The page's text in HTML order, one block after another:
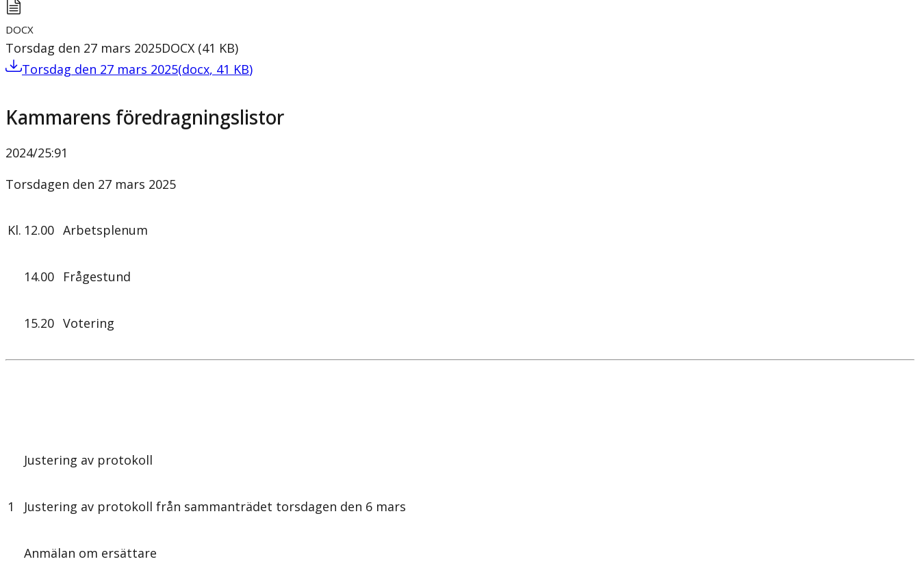
DOCX
Torsdag den 27 mars 2025DOCX (41 KB)
Torsdag den 27 mars 2025(docx, 41 KB)
Kammarens föredragningslistor
2024/25:91
Torsdagen den 27 mars 2025
Kl. 12.00 Arbetsplenum
14.00 Frågestund
15.20 Votering
Justering av protokoll
1 Justering av protokoll från sammanträdet torsdagen den 6 mars
Anmälan om ersättare